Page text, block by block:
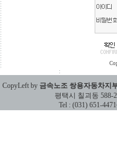
CopyLeft by 금속노조 쌍용자동차지
평택시 칠괴동 588-2 상
Tel : (031) 651-